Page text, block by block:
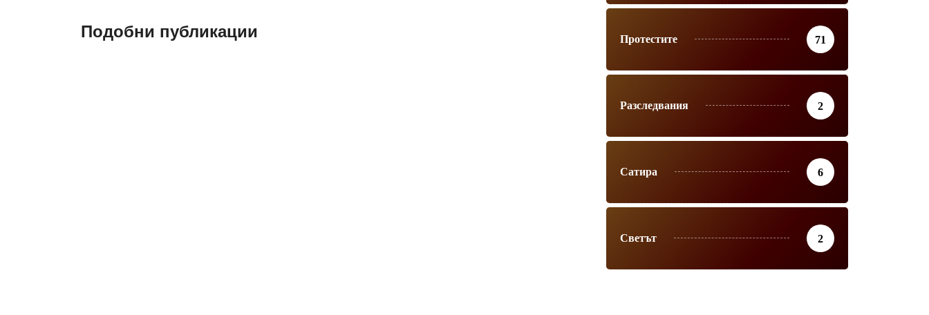
Подобни публикации Протестите 71
Разследвания 2
Сатира 6
Светът 2